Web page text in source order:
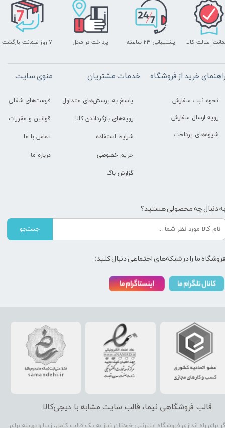
قالب فروشگاهی نیما، قالب سایت مشابه با دیجی‌کالا
اصالت کالا ۷ روز ضمانت بازگشت پرداخت در محل پشتیبانی ۲۴ ساعته
خرید از فروشگاه
نحوه ثبت سفارش
رویه ارسال سفارش
شیوه‌های پرداخت
خدمات مشتریان
پاسخ به پرسش‌های متداول
رویه‌های بازگرداندن کالا
شرایط استفاده
حریم خصوصی
گزارش باگ
منوی سایت
فرصت‌های شغلی
قوانین و مقررات
تماس با ما
درباره ما
دنبال چه محصولی هستید؟
جستجو
ما را در شبکه‌های اجتماعی دنبال کنید: